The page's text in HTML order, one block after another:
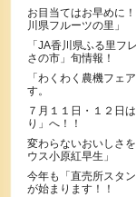
お目当てはお早めに
川県フルーツの里」
「JA香川県ふる里フ
さの市」旬情報！
「わくわく農機フェ
す。
７月１１日・１２日
り」へ！！
変わらないおいしさ
ウス小原紅早生」
今年も「直売所スタン
が始まります！！